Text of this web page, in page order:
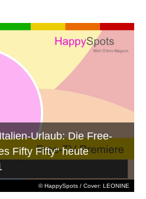
© HappySpots / Cover: LEONINE
Urlaub: Die Free-
Fifty Fifty“ heute